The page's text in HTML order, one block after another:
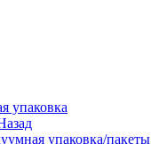
упаковка
упаковка/пакеты